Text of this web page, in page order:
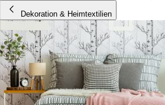
Dekoration & Heimtextilien